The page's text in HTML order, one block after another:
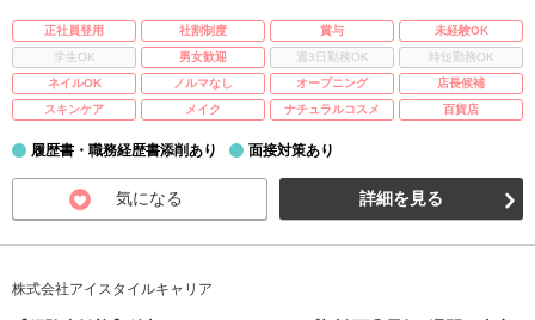
正社員登用 社割制度 賞与
未経験OK
学生OK
男女歓迎 週3日勤務OK
時短勤務OK
ネイルOK
ノルマなし オープニング
店長候補
スキンケア
メイク ナチュラルコスメ 百貨店
履歴書・職務経歴書添削あり 面接対策あり
気になる 詳細を見る
株式会社アイスタイルキャリア